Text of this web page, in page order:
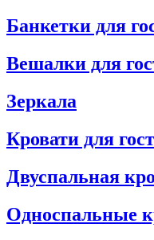
Банкетки для
Вешалки для
Зеркала
Кровати для
Двуспальная
Односпальные